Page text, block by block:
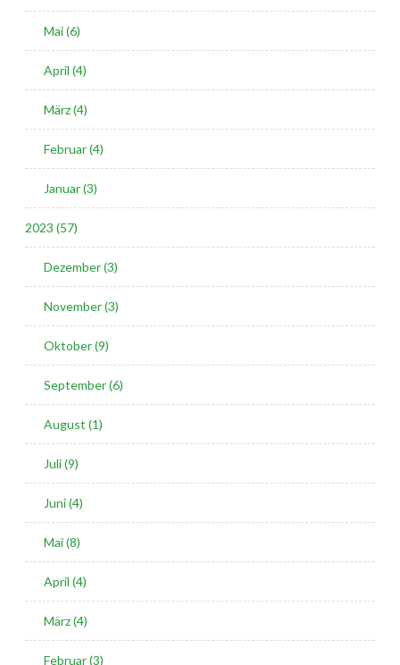
Mai (6)
April (4)
März (4)
Februar (4)
Januar (3)
2023 (57)
Dezember (3)
November (3)
Oktober (9)
September (6)
August (1)
Juli (9)
Juni (4)
Mai (8)
April (4)
März (4)
Februar (3)